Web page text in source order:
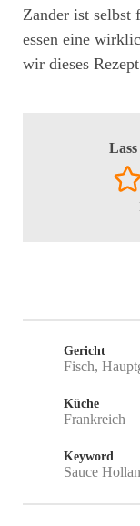
Zander ist selbst
essen eine
wir dieses
Gericht
Fisch,
Küche
Frankreich
Keyword
Sauce